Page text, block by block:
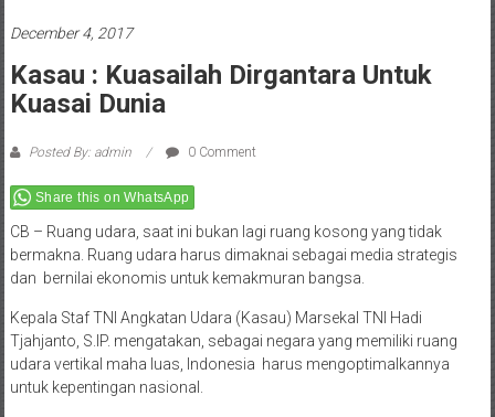
December 4, 2017
Kasau : Kuasailah Dirgantara Untuk
Kuasai Dunia
Posted By: admin 0 Comment
Share this on WhatsApp
CB – Ruang udara, saat ini bukan lagi ruang kosong yang tidak
bermakna. Ruang udara harus dimaknai sebagai media strategis
dan bernilai ekonomis untuk kemakmuran bangsa.
Kepala Staf TNI Angkatan Udara (Kasau) Marsekal TNI Hadi
Tjahjanto, S.IP. mengatakan, sebagai negara yang memiliki ruang
udara vertikal maha luas, Indonesia harus mengoptimalkannya
untuk kepentingan nasional.